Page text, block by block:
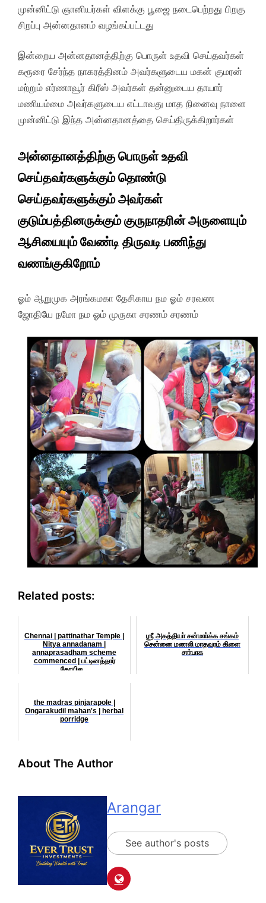
முன்னிட்டு ஞானியர்கள் விளக்கு பூஜை நடைபெற்றது பிறகு
சிறப்பு அன்னதானம் வழங்கப்பட்டது
இன்றைய அன்னதானத்திற்கு பொருள் உதவி செய்தவர்கள்
கரூரை சேர்ந்த நாகரத்தினம் அவர்களுடைய மகன் குமரன்
மற்றும் எர்ணாவூர் கிரீஸ் அவர்கள் தன்னுடைய தாயார்
மணியம்மை அவர்களுடைய எட்டாவது மாத நினைவு நாளை
முன்னிட்டு இந்த அன்னதானத்தை செய்திருக்கிறார்கள்
அன்னதானத்திற்கு பொருள் உதவி
செய்தவர்களுக்கும் தொண்டு
செய்தவர்களுக்கும் அவர்கள்
குடும்பத்தினருக்கும் குருநாதரின் அருளையும்
ஆசியையும் வேண்டி திருவடி பணிந்து
வணங்குகிறோம்
ஓம் ஆறுமுக அரங்கமகா தேசிகாய நம ஓம் சரவண
ஜோதியே நமோ நம ஓம் முருகா சரணம் சரணம்
Related posts:
Chennai | pattinathar Temple |
Nitya annadanam |
annaprasadham scheme
commenced | பட்டினத்தார்
கோயில...
ஶ்ரீ அகத்தியா் சன்மாா்க்க சங்கம்
சென்னை மணலி மாதவரம் கிளை
சாா்பாக
the madras pinjarapole |
Ongarakudil mahan's | herbal
porridge
About The Author
Arangar
See author's posts